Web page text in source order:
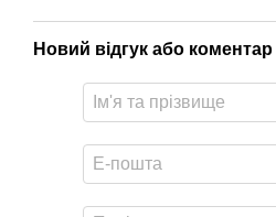
Новий відгук або коментар